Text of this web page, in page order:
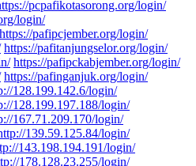
pcpafikotasorong.org/login/
login/
https://pafipcjember.org/login/
https://pafitanjungselor.org/login/
https://pafipckabjember.org/login/
https://pafinganjuk.org/login/
128.199.142.6/login/
128.199.197.188/login/
167.71.209.170/login/
139.59.125.84/login/
143.198.194.191/login/
178.128.23.255/login/